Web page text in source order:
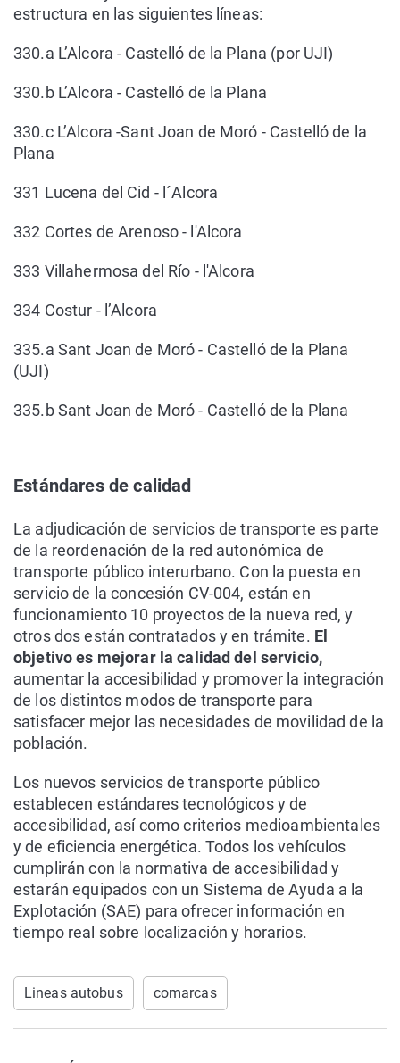
estructura en las siguientes líneas:
330.a L’Alcora - Castelló de la Plana (por UJI)
330.b ​L’Alcora - Castelló de la Plana
330.c ​L’Alcora -Sant Joan de Moró - Castelló de la
Plana
331​ Lucena del Cid - l´Alcora
332​ Cortes de Arenoso - l'Alcora
333​ Villahermosa del Río - l'Alcora
334​ Costur - l’Alcora
335.a ​Sant Joan de Moró - Castelló de la Plana
(UJI)
335.b ​Sant Joan de Moró - Castelló de la Plana
Estándares de calidad
La adjudicación de servicios de transporte es parte
de la reordenación de la red autonómica de
transporte público interurbano. Con la puesta en
servicio de la concesión CV-004, están en
funcionamiento 10 proyectos de la nueva red, y
otros dos están contratados y en trámite. El
objetivo es mejorar la calidad del servicio,
aumentar la accesibilidad y promover la integración
de los distintos modos de transporte para
satisfacer mejor las necesidades de movilidad de la
población.
Los nuevos servicios de transporte público
establecen estándares tecnológicos y de
accesibilidad, así como criterios medioambientales
y de eficiencia energética. Todos los vehículos
cumplirán con la normativa de accesibilidad y
estarán equipados con un Sistema de Ayuda a la
Explotación (SAE) para ofrecer información en
tiempo real sobre localización y horarios.
Lineas autobus comarcas